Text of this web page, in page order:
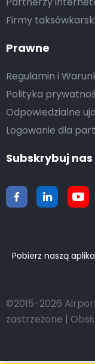
Firmy
Prawne
Regulamin i
Polityka
Odpowiedzialne
Logowanie dla
Subskrybuj nas
Pobierz naszą
©2015-2026
zastrzeżone |